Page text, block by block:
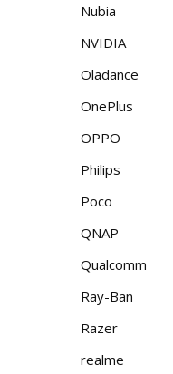
Nubia
NVIDIA
Oladance
OnePlus
OPPO
Philips
Poco
QNAP
Qualcomm
Ray-Ban
Razer
realme